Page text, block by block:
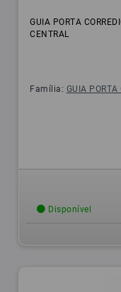
GUIA PORTA
CENTRAL
Família: GUIA PORTA
Disponível